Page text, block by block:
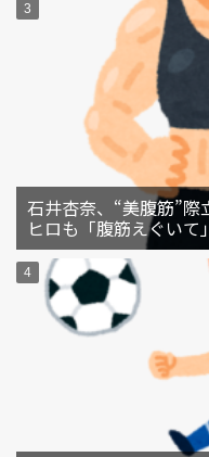
石井杏奈、“美腹筋”
ヒロも「腹筋えぐいて